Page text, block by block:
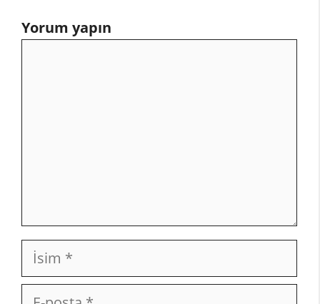
Yorum yapın
İsim